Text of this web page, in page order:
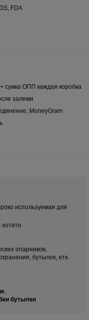
FDA
сумка ОПП каждая коробка
залеми
MoneyGram
используемая для
опарников,
бутылок, етк.
,
бутылки